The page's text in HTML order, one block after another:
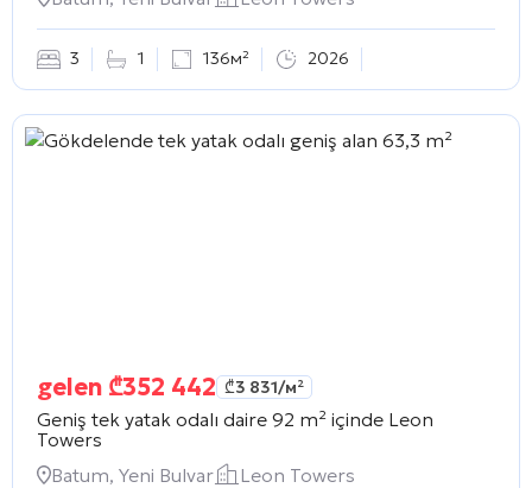
3 1 136м² 2026
gelen ₾352 442 ₾3 831/м²
Geniş tek yatak odalı daire 92 m² içinde Leon
Towers
Batum, Yeni Bulvar
Leon Towers